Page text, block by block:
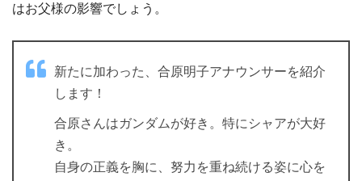
はお父様の影響でしょう。
新たに加わった、合原明子アナウンサーを紹介
します！
合原さんはガンダムが好き。特にシャアが大好
き。
自身の正義を胸に、努力を重ね続ける姿に心を